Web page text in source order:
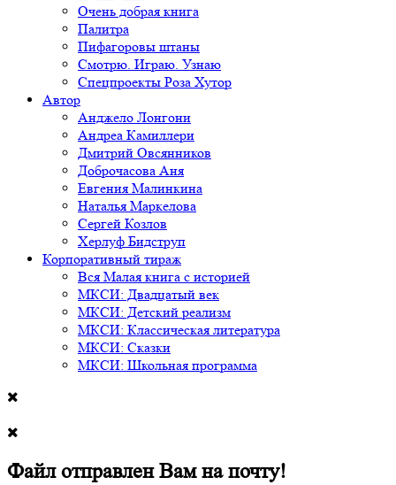
Очень добрая книга
Палитра
Пифагоровы штаны
Смотрю. Играю. Узнаю
Спецпроекты Роза Хутор
Автор
Анджело Лонгони
Андреа Камиллери
Дмитрий Овсянников
Доброчасова Аня
Евгения Малинкина
Наталья Маркелова
Сергей Козлов
Херлуф Бидструп
Корпоративный тираж
Вся Малая книга с историей
МКСИ: Двадцатый век
МКСИ: Детский реализм
МКСИ: Классическая литература
МКСИ: Сказки
МКСИ: Школьная программа
Файл отправлен Вам на почту!